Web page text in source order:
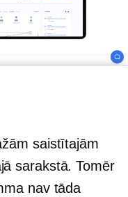
saistītajām
sarakstā. Tomēr
nav tāda